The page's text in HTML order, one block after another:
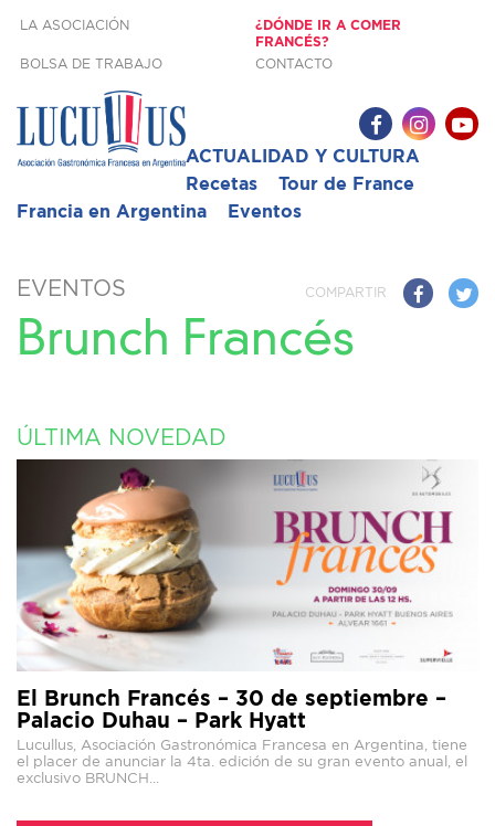
LA ASOCIACIÓN
¿DÓNDE IR A COMER
FRANCÉS?
BOLSA DE TRABAJO
CONTACTO
ACTUALIDAD Y CULTURA
Recetas
Tour de France
Francia en Argentina
Eventos
COMPARTIR
EVENTOS
Brunch Francés
ÚLTIMA NOVEDAD
El Brunch Francés – 30 de septiembre –
Palacio Duhau – Park Hyatt
Lucullus, Asociación Gastronómica Francesa en Argentina, tiene
el placer de anunciar la 4ta. edición de su gran evento anual, el
exclusivo BRUNCH...